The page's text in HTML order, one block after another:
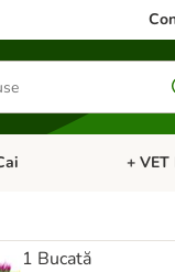
Animale mici
meniul cu +
1 Bucată